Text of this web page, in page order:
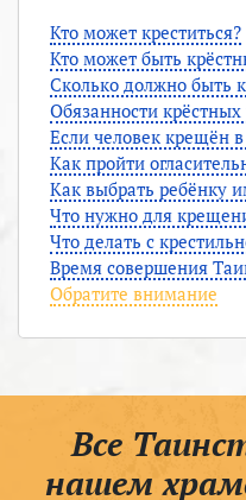
Кто может креститься?
Кто может быть
Сколько должно быть
Обязанности
Если человек крещён
Как пройти
Как выбрать ребёнку
Что нужно для
Что делать с
Время совершения
Обратите внимание
Все
нашем